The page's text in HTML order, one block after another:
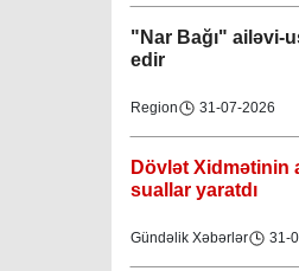
"Nar Bağı" ailəvi-
edir
Region 31-07-2026
Dövlət Xidmətinin
suallar yaratdı
Gündəlik Xəbərlər 31-